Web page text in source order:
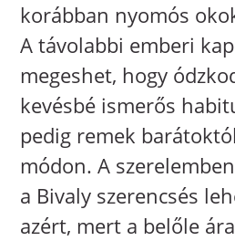
korábban nyomós
A távolabbi emberi
megeshet, hogy
kevésbé ismerős
pedig remek
módon. A
a Bivaly szerencsés
azért, mert a belőle